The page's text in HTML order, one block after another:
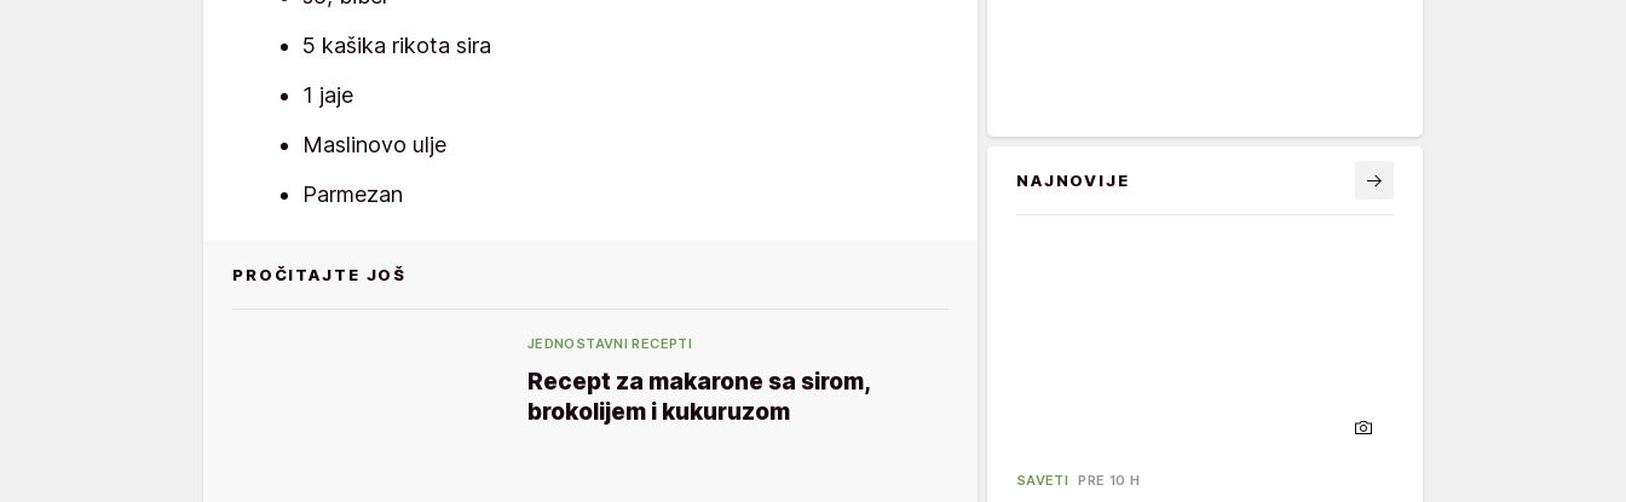
5 kašika rikota sira
1 jaje
Maslinovo ulje
Parmezan
PROČITAJTE JOŠ
JEDNOSTAVNI RECEPTI
Recept za makarone sa sirom,
brokolijem i kukuruzom
NAJNOVIJE
SAVETI PRE 10 H